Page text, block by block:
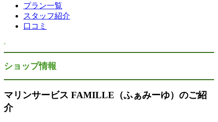
プラン一覧
スタッフ紹介
口コミ
ショップ情報
マリンサービス FAMILLE（ふぁみーゆ）のご紹
介